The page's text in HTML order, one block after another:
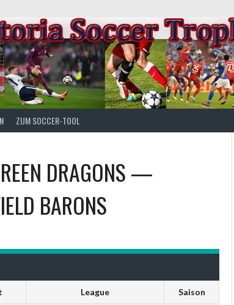
ZUM SOCCER-TOOL
DRAGONS—
BARONS
League Saison